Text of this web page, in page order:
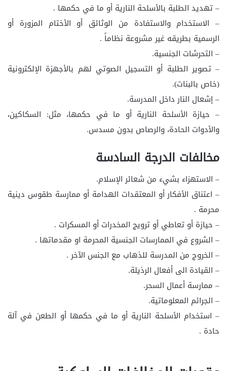
– تهديد الطلبة بالأسلحة النارية أو ما في حكمها .
– الاستخدام والاستفادة من الوثائق أو الأختام المزورة أو
الرسمية بطريقه غير مشروعة نظاماً .
– التحرشات الجنسية.
– تصوير الطلبة أو التسجيل الصوتي لهم بالأجهزة الإلكترونية
(خاص بالبنات).
– إشعال النار داخل المدرسة.
– حيازة الأسلحة النارية أو ما في حكمها، مثل: السكاكين،
والأدوات الحادة، والرصاص بدون مسدس.
مخالفات الدرجة السادسة
– الاستهزاء بشيء من شعائر الإسلام.
– اعتناق الأفكار أو المعتقدات الهدامة أو ممارسة طقوس دينية
محرمة .
– حيازة أو تعاطي أو ترويج المخدرات أو المسكرات .
– الشروع في الممارسات الجنسية المحرمة او مقدماتها .
– الخروج من المدرسة للذهاب مع الجنس الآخر .
– القيادة الى أفعال الرذيلة.
– ممارسة أعمال السحر.
– الجرائم المعلوماتية.
– استخدام الأسلحة النارية أو ما في حكمها أو الطعن في آلة
حادة .